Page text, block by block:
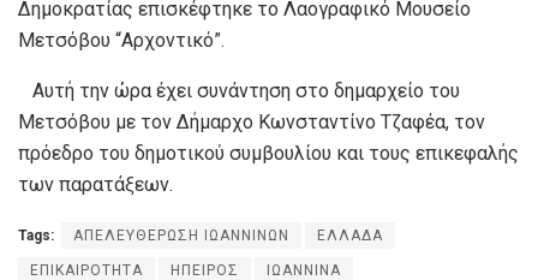
Δημοκρατίας επισκέφτηκε το Λαογραφικό Μουσείο
Μετσόβου “Αρχοντικό”.
Αυτή την ώρα έχει συνάντηση στο δημαρχείο του
Μετσόβου με τον Δήμαρχο Κωνσταντίνο Τζαφέα, τον
πρόεδρο του δημοτικού συμβουλίου και τους επικεφαλής
των παρατάξεων.
Tags: ΑΠΕΛΕΥΘΕΡΩΣΗ ΙΩΑΝΝΙΝΩΝ ΕΛΛΑΔΑ
ΕΠΙΚΑΙΡΟΤΗΤΑ ΗΠΕΙΡΟΣ ΙΩΑΝΝΙΝΑ